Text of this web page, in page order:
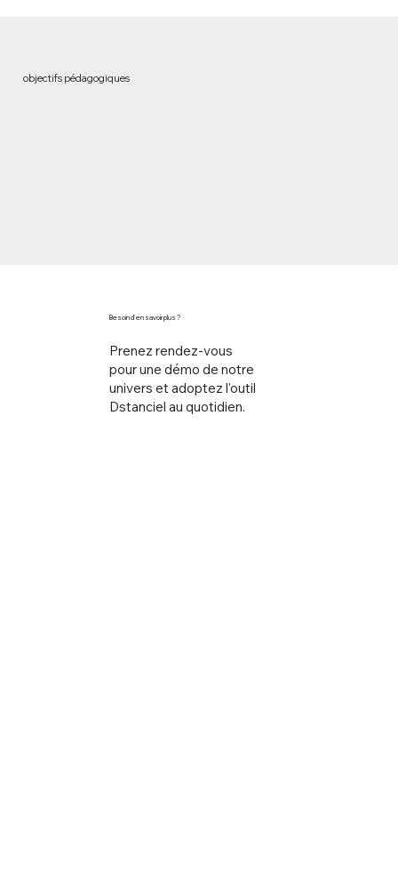
Besoin d'en savoir plus ?
Prenez rendez-vous
pour une démo de notre
univers et adoptez l'outil
Dstanciel au quotidien.
objectifs pédagogiques